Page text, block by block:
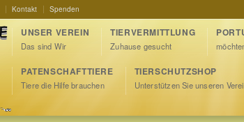
Kontakt Spenden
UNSER VEREIN
Das sind Wir
TIERVERMITTLUNG
Zuhause gesucht
PATENSCHAFTTIERE
Tiere die Hilfe brauchen
TIERSCHUTZSHOP
Unterstützen Sie unseren